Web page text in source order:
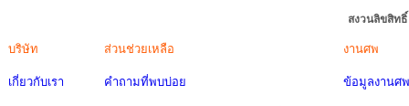
สงวนลิขสิท
บริษัท
เกี่ยวกับเรา
ส่วนช่วยเหลือ
คำถามที่พบบ่อย
งานศพ
ข้อมูลงานศพ